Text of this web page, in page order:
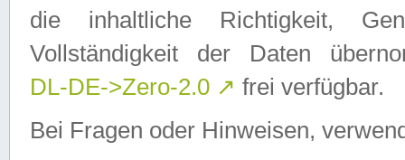
die inhaltliche Richtigkeit,
Vollständigkeit der Daten
DL-DE->Zero-2.0 ↗ frei verfügbar.
Bei Fragen oder Hinweisen,